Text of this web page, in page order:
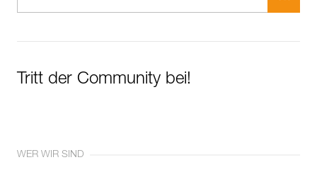
Tritt der Community bei!
WER WIR SIND